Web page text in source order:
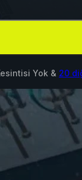
Yok & 20